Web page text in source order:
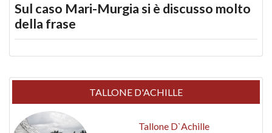
Sul caso Mari-Murgia si è discusso molto
della frase
TALLONE D'ACHILLE
Tallone D`Achille